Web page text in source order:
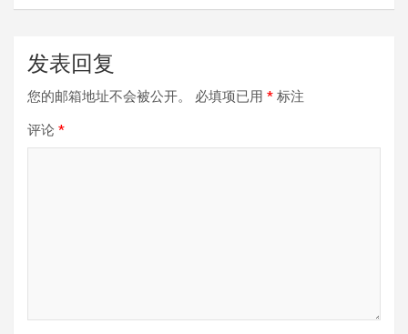
发表回复
您的邮箱地址不会被公开。 必填项已用 * 标注
评论 *